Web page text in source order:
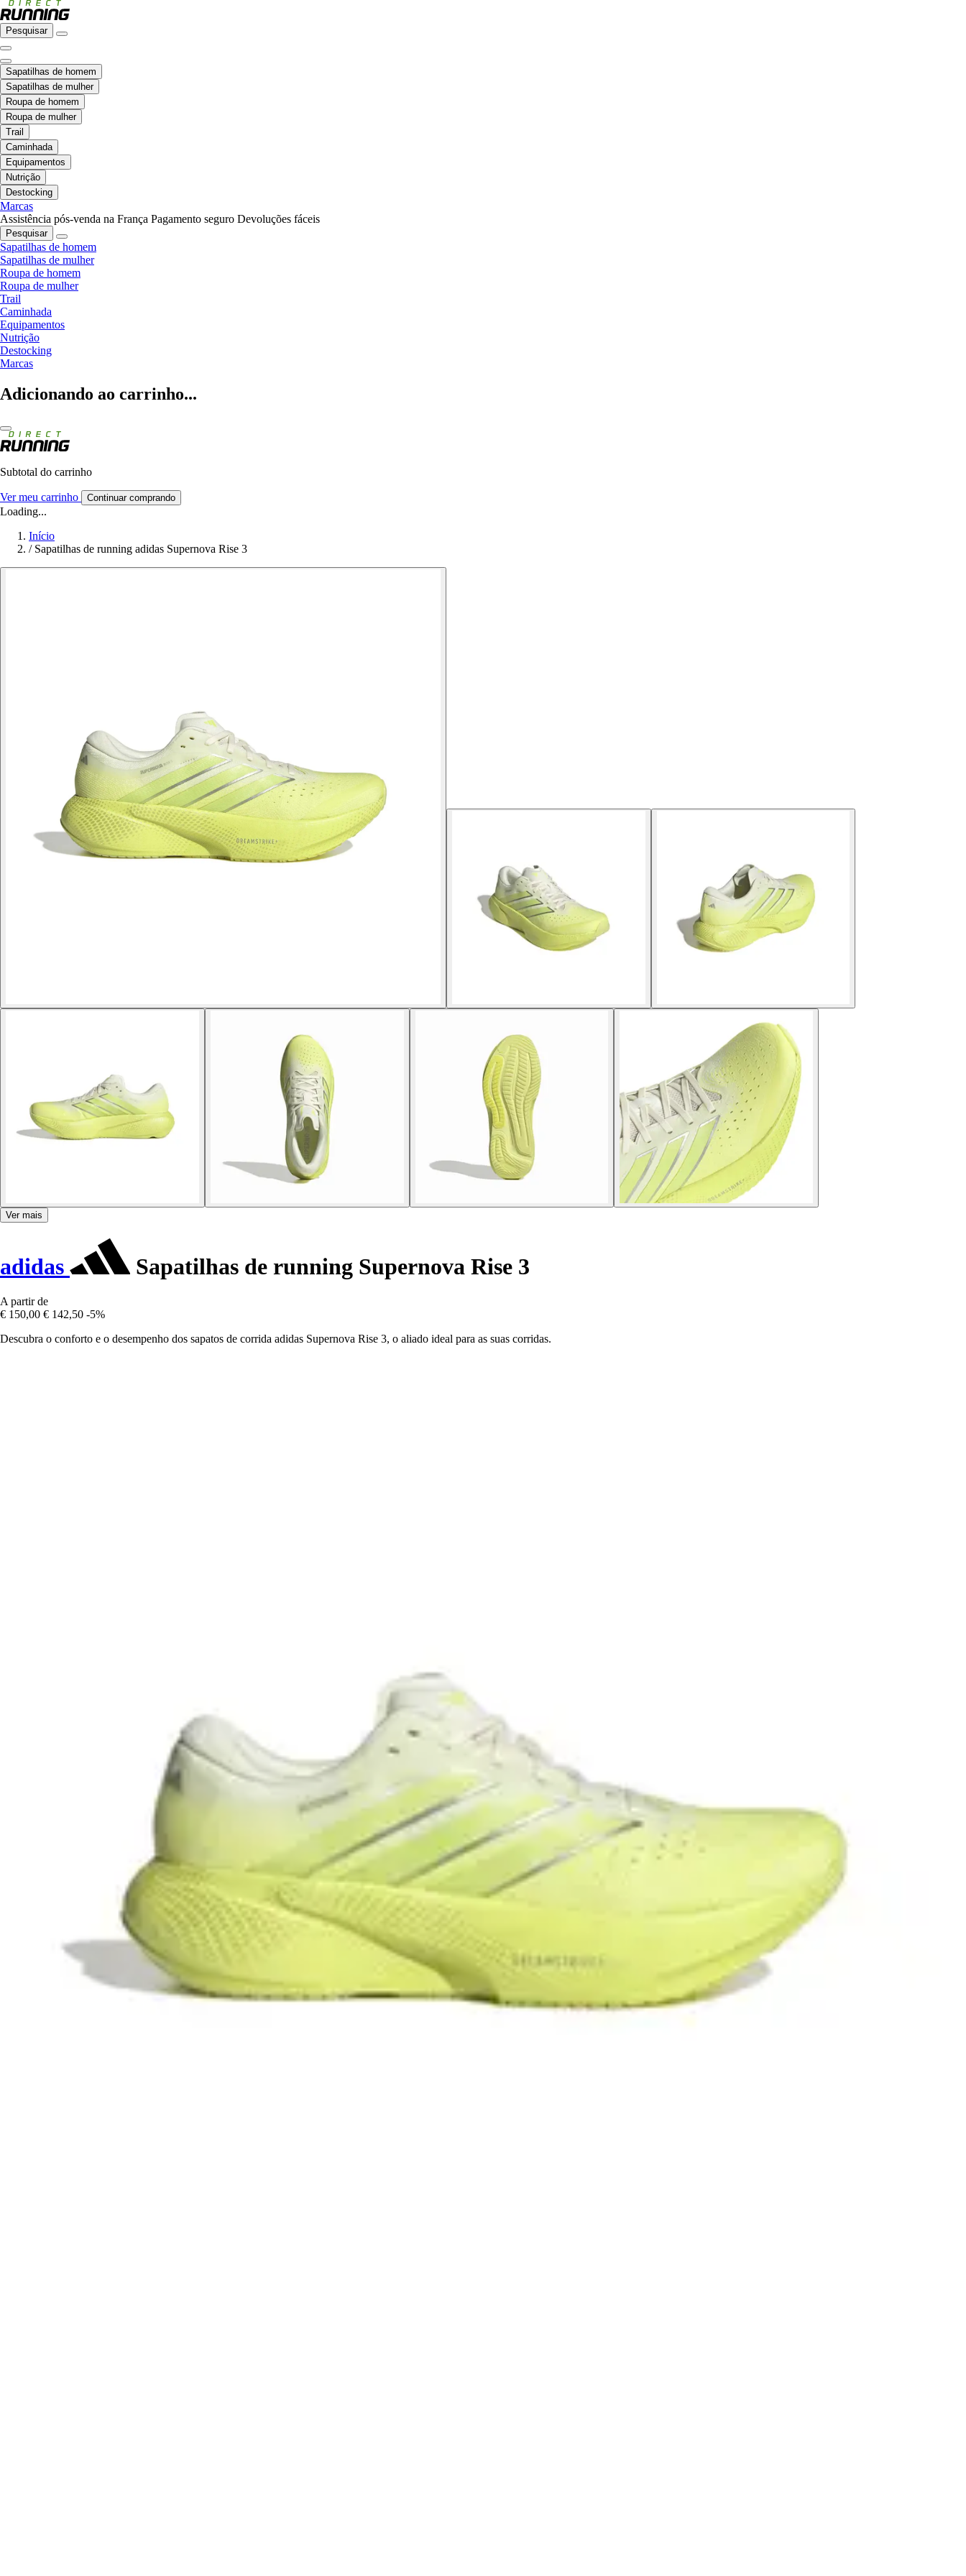
Pesquisar
Sapatilhas de homem
Sapatilhas de mulher
Roupa de homem
Roupa de mulher
Trail
Caminhada
Equipamentos
Nutrição
Destocking
Marcas
Assistência pós-venda na França Pagamento seguro Devoluções fáceis
Pesquisar
Sapatilhas de homem
Sapatilhas de mulher
Roupa de homem
Roupa de mulher
Trail
Caminhada
Equipamentos
Nutrição
Destocking
Marcas
Adicionando ao carrinho...
Subtotal do carrinho
Ver meu carrinho Continuar comprando
Loading...
Início
/ Sapatilhas de running adidas Supernova Rise 3
Ver mais
adidas Sapatilhas de running Supernova Rise 3
A partir de
€ 150,00 € 142,50 -5%
Descubra o conforto e o desempenho dos sapatos de corrida adidas Supernova Rise 3, o aliado ideal para as suas corridas.